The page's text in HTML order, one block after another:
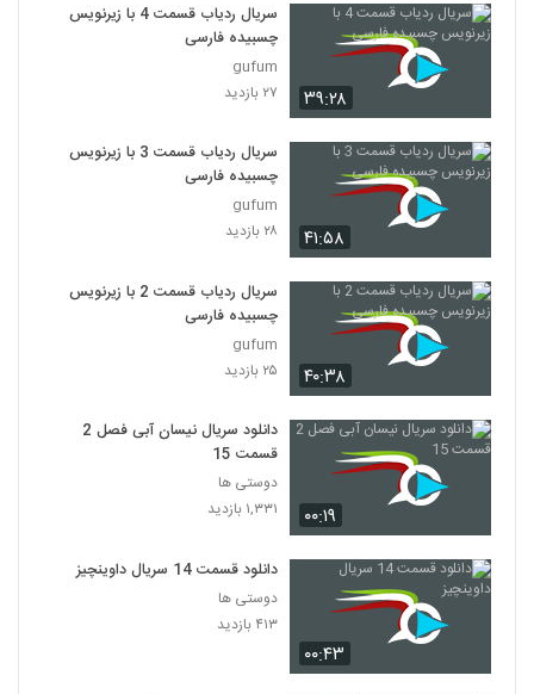
۳۹:۲۸
سریال ردیاب قسمت 4 با زیرنویس
چسبیده فارسی
gufum
۲۷ بازدید
۴۱:۵۸
سریال ردیاب قسمت 3 با زیرنویس
چسبیده فارسی
gufum
۲۸ بازدید
۴۰:۳۸
سریال ردیاب قسمت 2 با زیرنویس
چسبیده فارسی
gufum
۲۵ بازدید
۰۰:۱۹
دانلود سریال نیسان آبی فصل 2
قسمت 15
دوستی ها
۱,۳۳۱ بازدید
۰۰:۴۳
دانلود قسمت 14 سریال داوینچیز
دوستی ها
۴۱۳ بازدید